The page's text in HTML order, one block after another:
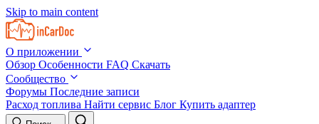
Skip to main content
О приложении
Обзор Особенности FAQ Скачать
Сообщество
Форумы Последние записи
Расход топлива Найти сервис Блог Купить адаптер